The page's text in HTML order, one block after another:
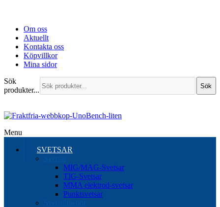
Om oss
Aktuellt
Kontakta oss
Köpvillkor
Mina sidor
Sök
produkter...
Sök
Menu
SVETSAR
MIG/MAG-Svetsar
TIG-Svetsar
MMA elektrod-svetsar
Punktsvetsar